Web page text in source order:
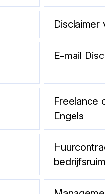
Disclaimer
E-mail
Freelance
Engels